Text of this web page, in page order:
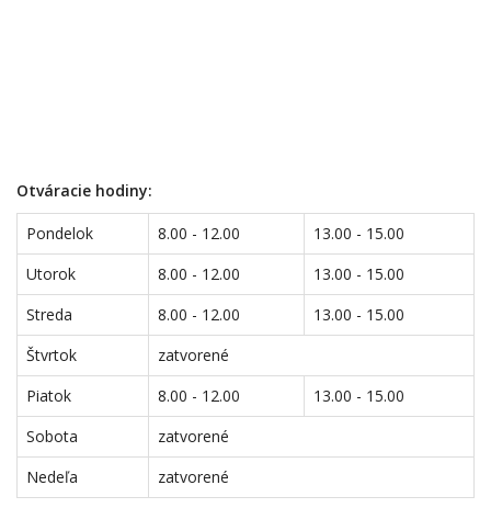
Otváracie hodiny:
Pondelok 8.00 - 12.00
13.00 - 15.00
Utorok
8.00 - 12.00
13.00 - 15.00
Streda
8.00 - 12.00
13.00 - 15.00
Štvrtok
zatvorené
Piatok
8.00 - 12.00
13.00 - 15.00
Sobota
zatvorené
Nedeľa
zatvorené